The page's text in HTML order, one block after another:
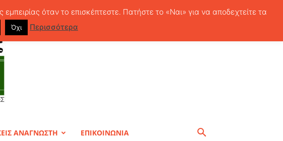
Σάββατο, 8 Αυγούστου, 2026
ΑΝΑΓΝΩΣΤΗ ΕΠΙΚΟΙΝΩΝΙΑ
όταν το επισκέπτεστε. Πατήστε το «Ναι» για να αποδεχτείτε τα
Όχι Περισσότερα